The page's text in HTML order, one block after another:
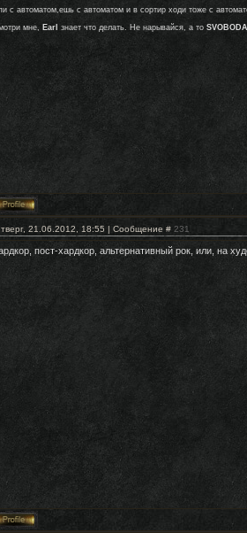
с автоматом,ешь с автоматом и в сортир ходи тоже с
мне, Earl знает что делать. Не нарывайся, а то SVOBODA
21.06.2012, 18:55 | Сообщение # 231
пост-хардкор, альтернативный рок, или, на